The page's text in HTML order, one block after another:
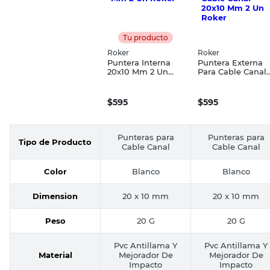
Tu producto
Roker
Puntera Interna
20x10 Mm 2 Un
$595
Roker
Puntera Externa
Para Cable Canal
$595
Tipo de Producto
Punteras para
Cable Canal
Punteras para
Cable Canal
Color Blanco Blanco
Dimension 20 x 10 mm 20 x 10 mm
Peso 20 G 20 G
Material
Pvc Antillama Y
Mejorador De
Impacto
Pvc Antillama Y
Mejorador De
Impacto